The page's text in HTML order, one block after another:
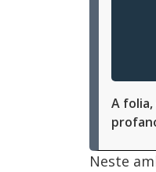
A folia,
Neste